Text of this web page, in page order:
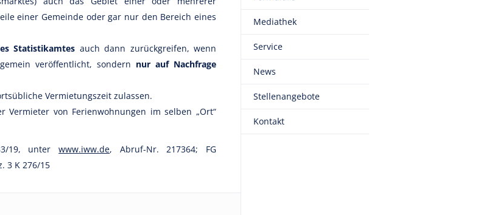
einer Gemeinde oder gar nur den Bereich eines
Statistikamtes auch dann zurückgreifen, wenn
veröffentlicht, sondern nur auf Nachfrage
Vermietungszeit zulassen.
Vermieter von Ferienwohnungen im selben „Ort“
19, unterwww.iww.de, Abruf-Nr. 217364; FG
3 K 276/15
Mediathek
Service
News
Stellenangebote
Kontakt